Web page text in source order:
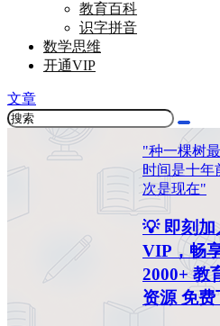
教育百科
识字拼音
数学思维
开通VIP
文章
"种一棵树
时间是十年
次是现在"
💡 即刻加
VIP，畅
2000+ 教
资源 免费